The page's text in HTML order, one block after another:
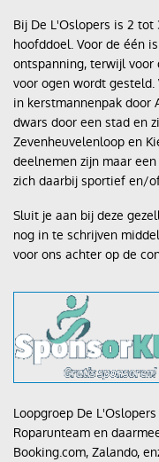
Roparun
Foto's
Ossendrechtse
Contact
Bij De L'Oslopers is 2
hoofddoel. Voor de één
ontspanning, terwijl
voor ogen wordt
in kerstmannenpak door
dwars door een stad en
Zevenheuvelenloop en
deelnemen zijn maar
zich daarbij sportief en/
Sluit je aan bij deze
nog in te schrijven
voor ons achter op de
Loopgroep De
Roparunteam en
Booking.com, Zalando,